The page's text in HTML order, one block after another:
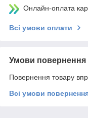
Онлайн-оплата
Всі умови оплати
Умови повернення
Повернення товару
Всі умови